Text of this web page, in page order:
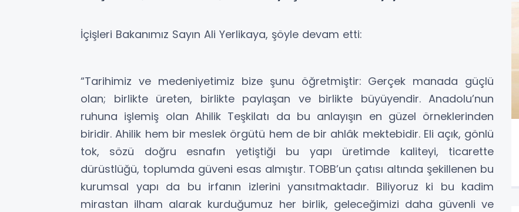
İçişleri Bakanımız Sayın Ali Yerlikaya, şöyle devam etti:
“Tarihimiz ve medeniyetimiz bize şunu öğretmiştir: Gerçek manada güçlü
olan; birlikte üreten, birlikte paylaşan ve birlikte büyüyendir. Anadolu’nun
ruhuna işlemiş olan Ahilik Teşkilatı da bu anlayışın en güzel örneklerinden
biridir. Ahilik hem bir meslek örgütü hem de bir ahlâk mektebidir. Eli açık, gönlü
tok, sözü doğru esnafın yetiştiği bu yapı üretimde kaliteyi, ticarette
dürüstlüğü, toplumda güveni esas almıştır. TOBB’un çatısı altında şekillenen bu
kurumsal yapı da bu irfanın izlerini yansıtmaktadır. Biliyoruz ki bu kadim
mirastan ilham alarak kurduğumuz her birlik, geleceğimizi daha güvenli ve